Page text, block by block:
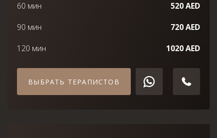
60 мин
520 AED
90 мин
720 AED
120 мин
1020 AED
ВЫБРАТЬ ТЕРАПИСТОВ